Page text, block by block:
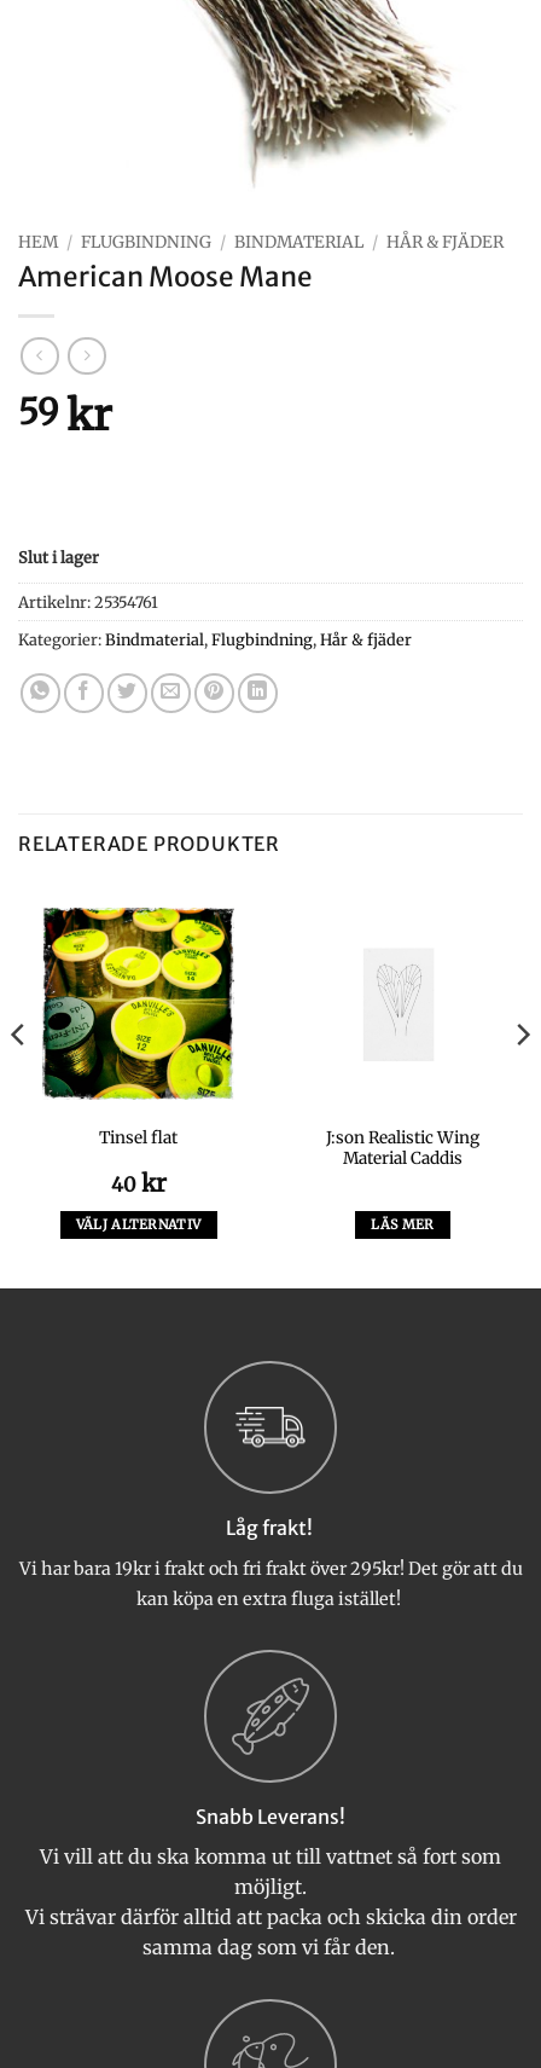
HEM / FLUGBINDNING / BINDMATERIAL / HÅR & FJÄDER
American Moose Mane
59kr
Slut i lager
Artikelnr:25354761
Kategorier:Bindmaterial,Flugbindning,Hår & fjäder
RELATERADE PRODUKTER
Tinsel flat
40 kr
VÄLJ ALTERNATIV
alternativen
produktsidan
J:son Realistic Wing
Material Caddis
LÄS MER
Låg frakt!
Vi har bara 19kr i frakt och fri frakt över 295kr! Det gör att du
kan köpa en extra fluga istället!
Snabb Leverans!
Vi vill att du ska komma ut till vattnet så fort som
möjligt.
Vi strävar därför alltid att packa och skicka din order
samma dag som vi får den.